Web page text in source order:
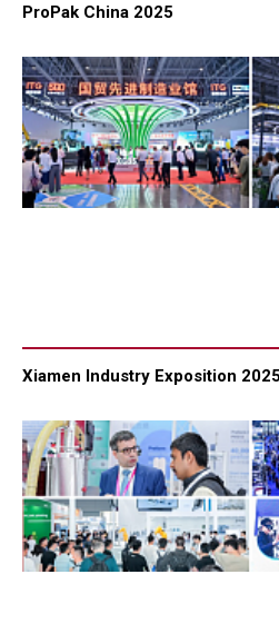
ProPak China 2025
Xiamen Industry Exposition 2025